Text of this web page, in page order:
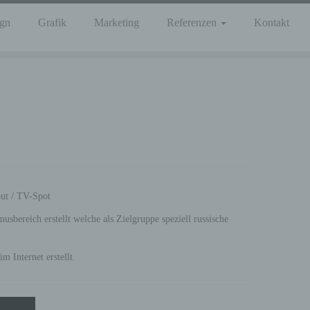
Grafik Marketing Referenzen Kontakt
/ TV-Spot
erstellt welche als Zielgruppe speziell russische
Internet erstellt.